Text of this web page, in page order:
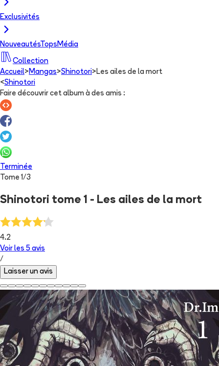
Exclusivités
NouveautésTops Média
Collection
Accueil> Mangas>Shinotori> Les ailes de la mort
<Shinotori
Faire découvrir cet album à des amis :
Terminée
Tome1/3
Shinotori tome 1 - Les ailes de la mort
4.2
Voir les 5 avis
/
Laisser un avis